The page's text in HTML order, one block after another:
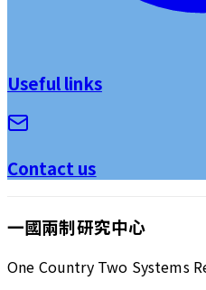
Useful links
Contact us
一國兩制研究中心
One Country Two Systems